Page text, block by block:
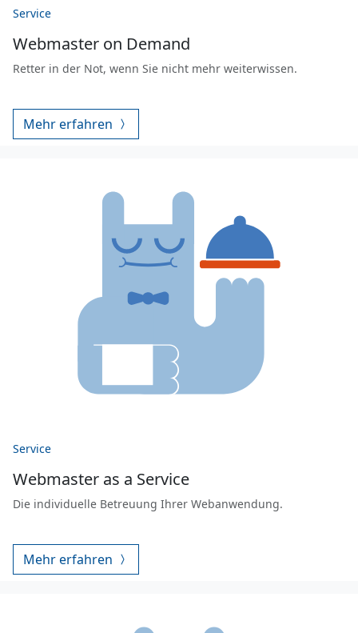
Service
Webmaster on Demand
Retter in der Not, wenn Sie nicht mehr weiterwissen.
Mehr erfahren
Service
Webmaster as a Service
Die individuelle Betreuung Ihrer Webanwendung.
Mehr erfahren